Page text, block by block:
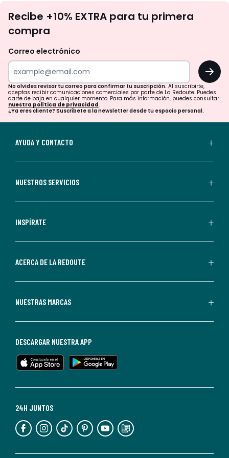
te
tu
para
confirmar
tu
suscripción.
aceptas
comerciales
personalizadas
parte
Redoute.
de
en
cualquier
Para
información,
puedes
Recibe +10% EXTRA para tu primera
compra
Correo electrónico
OK
No olvides revisar tu correo para confirmar tu suscripción.Al suscribirte,
aceptas recibir comunicaciones comerciales por parte de La Redoute. Puedes
darte de baja en cualquier momento. Para más información, puedes consultar
nuestra política de privacidad.
¿Ya eres cliente? Suscríbete a la newsletter desde tu espacio personal.
AYUDA Y CONTACTO
NUESTROS SERVICIOS
INSPÍRATE
ACERCA DE LA REDOUTE
NUESTRAS MARCAS
24H JUNTOS
DESCARGAR NUESTRA APP